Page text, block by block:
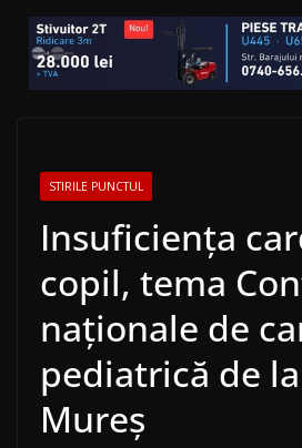
STIRILE PUNCTUL
Insuficiența
copil, tema
naționale de
pediatrică de
Mureș